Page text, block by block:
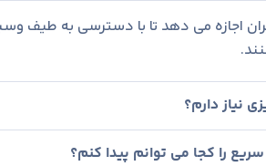
اجازه می دهد تا با دسترسی به طیف
نیاز دارم؟
را کجا می توانم پیدا کنم؟